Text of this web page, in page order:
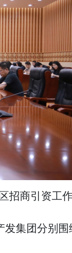
商引资工
集团分别